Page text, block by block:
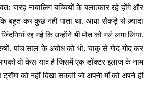
बारह नाबालिग बच्चियों के बलात्कार रहे होंगे और
बहुत कर कुछ नहीं पाता था. आधा सैकड़े से ज़्यादा
रह गईं कि उन्होंने भी मौत को गले लगा लिया.
पांच साल के अबोध को भी, चाकू से गोद-गोद कर
आपको वो केस याद है जिसमें एक डॉक्टर इलाज के नाम
को नहीं दिखा सकती जो अपनी माँ को अपने ही